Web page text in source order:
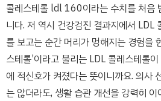
콜레스테롤 ldl 160이라는 수치를 처음
니다. 저 역시 건강검진 결과지에서
를 보고는 순간 머리가 멍해지는 경험을
스테롤’이라고 불리는 LDL 콜레스테롤
에 적신호가 켜졌다는 뜻이니까요. 의사
는 않더라도, 생활 습관 개선을 강력히